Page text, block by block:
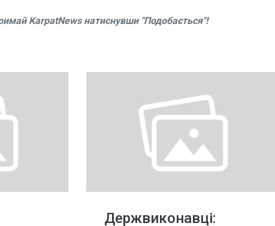
KarpatNews натиснувши "Подобається"!
Держвиконавці: